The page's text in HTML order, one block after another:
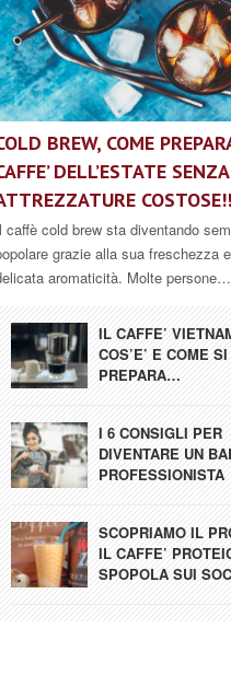
BREW, COME
DELL’ESTATE SENZA
COSTOSE!!
caffè cold brew sta diventando
grazie alla sua freschezza
aromaticità. Molte persone…
IL CAFFE’
COS’E’ E COME SI
PREPARA…
I 6 CONSIGLI PER
DIVENTARE UN
PROFESSIONISTA
SCOPRIAMO IL
IL CAFFE’
SPOPOLA SUI